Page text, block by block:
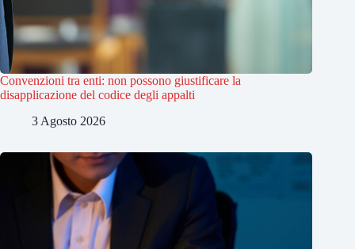
Convenzioni tra enti: non possono giustificare la
disapplicazione del codice degli appalti
3 Agosto 2026